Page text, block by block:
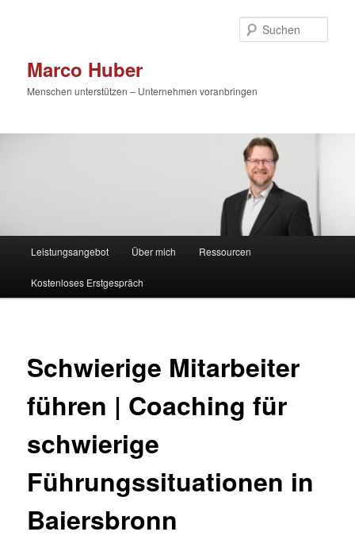
Marco Huber
Menschen unterstützen – Unternehmen voranbringen
Leistungsangebot Über mich Ressourcen
Kostenloses Erstgespräch
Schwierige Mitarbeiter
führen | Coaching für
schwierige
Führungssituationen in
Baiersbronn